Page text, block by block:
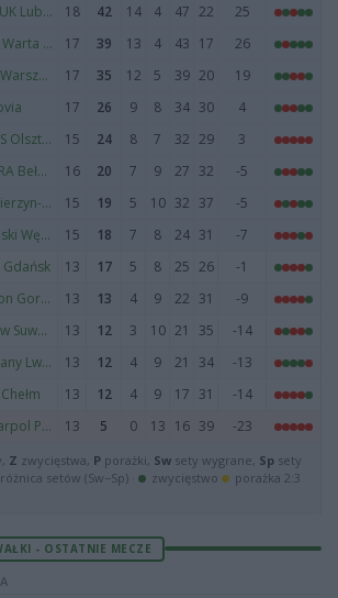
Bogdanka LUK Lublin 18 42 14 4 47 22
25
Aluron CMC Warta Zawiercie 17 39 13 4 43 17
26
PGE Projekt Warszawa 17 35 12 5 39 20
19
17 26 9 8 34 30
4
Indykpol AZS Olsztyn 15 24 8 7 32 29
3
PGE GiEK SKRA Bełchatów 16 20 7 9 27 32
-5
ZAKSA Kędzierzyn-Koźle 15 19 5 10 32 37
-5
JSW Jastrzębski Węgiel 15 18 7 8 24 31
-7
Gdańsk 13 17 5 8 25 26
-1
Cuprum Stilon Gorzów 13 13 4 9 22 31
-9
Ślepsk Malow Suwałki 13 12 3 10 21 35
-14
Barkom Każany Lwów 13 12 4 9 21 34
-13
13 12 4 9 17 31
-14
Steam Hemarpol Politechnika Częstochowa 13 5 0 13 16 39 -23
Z zwycięstwa, P porażki, Sw sety wygrane, Sp sety
setów (Sw−Sp) · zwycięstwo
porażka 2:3
- OSTATNIE MECZE